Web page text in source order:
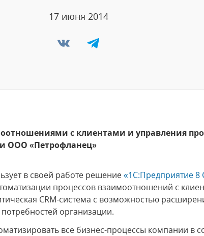
17 июня 2014
с клиентами и управления
ООО «Петрофланец»
в своей работе решение«1С:Предприятие 8
процессов взаимоотношений с
CRM-система с возможностью
организации.
все бизнес-процессы компании в